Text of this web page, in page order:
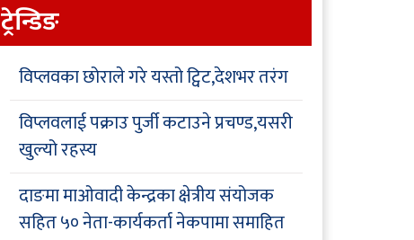
ट्रेन्डिङ
विप्लवका छोराले गरे यस्तो ट्विट,देशभर तरंग
विप्लवलाई पक्राउ पुर्जी कटाउने प्रचण्ड,यसरी
खुल्यो रहस्य
दाङमा माओवादी केन्द्रका क्षेत्रीय संयोजक
सहित ५० नेता-कार्यकर्ता नेकपामा समाहित